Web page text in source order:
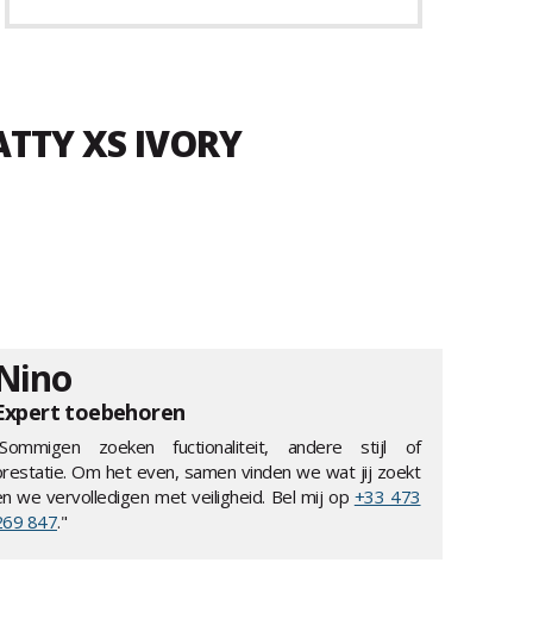
XS IVORY
toebehoren
zoeken fuctionaliteit, andere stijl of
Om het even, samen vinden we wat jij zoekt
we vervolledigen met veiligheid. Bel mij op +33 473
847."